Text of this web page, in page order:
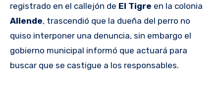
registrado en el callejón de El Tigre en la colonia
Allende, trascendió que la dueña del perro no
quiso interponer una denuncia, sin embargo el
gobierno municipal informó que actuará para
buscar que se castigue a los responsables.